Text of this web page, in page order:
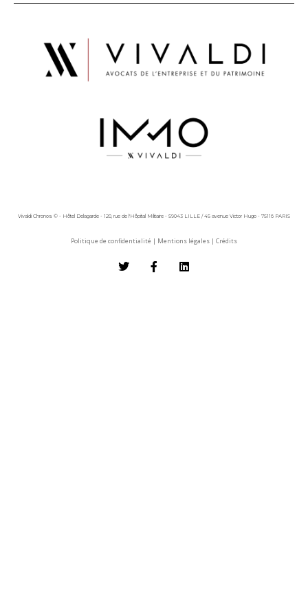
Vivaldi Chronos © - Hôtel Delagarde - 120, rue de l'Hôpital Militaire - 59043 LILLE / 45 avenue Victor Hugo - 75116 PARIS
Politique de confidentialité | Mentions légales | Crédits